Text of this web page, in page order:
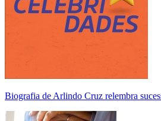
Biografia de Arlindo Cruz relembra